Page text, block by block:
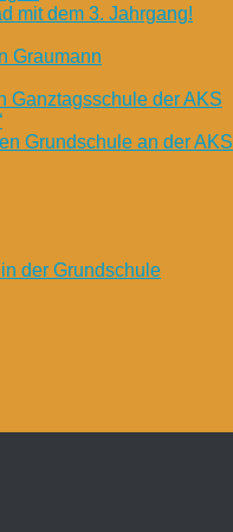
mit dem 3. Jahrgang!
Graumann
Ganztagsschule der AKS
Grundschule an der AKS
der Grundschule